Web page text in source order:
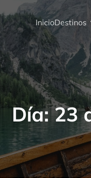
InicioDestinos
Día:23